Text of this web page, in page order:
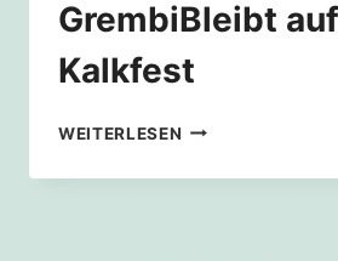
GrembiBleibt
Kalkfest
WEITERLESEN GREMBIBLEIBT
DEM